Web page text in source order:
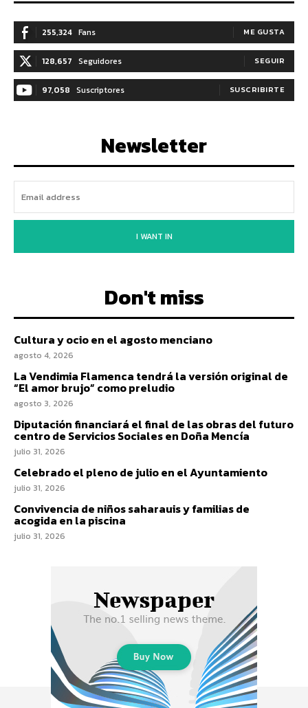
255,324 Fans ME GUSTA
128,657 Seguidores SEGUIR
97,058 Suscriptores SUSCRIBIRTE
Newsletter
I WANT IN
Don't miss
Cultura y ocio en el agosto menciano
agosto 4, 2026
La Vendimia Flamenca tendrá la versión original de
“El amor brujo” como preludio
agosto 3, 2026
Diputación financiará el final de las obras del futuro
centro de Servicios Sociales en Doña Mencía
julio 31, 2026
Celebrado el pleno de julio en el Ayuntamiento
julio 31, 2026
Convivencia de niños saharauis y familias de
acogida en la piscina
julio 31, 2026